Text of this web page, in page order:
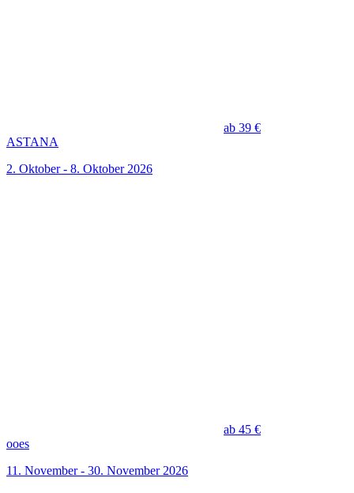
ab 39 €
ASTANA
2. Oktober - 8. Oktober 2026
ab 45 €
ooes
11. November - 30. November 2026